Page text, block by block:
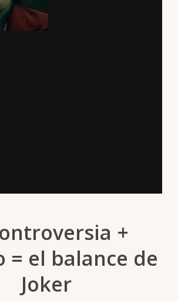
+
= el balance de
Joker